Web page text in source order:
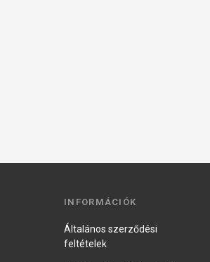
INFORMÁCIÓK
Általános szerződési
feltételek